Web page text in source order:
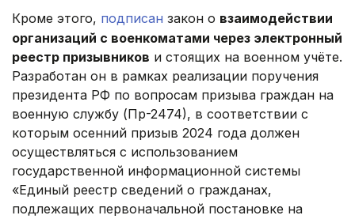
Кроме этого, подписан закон о взаимодействии
организаций с военкоматами через электронный
реестр призывников и стоящих на военном учёте.
Разработан он в рамках реализации поручения
президента РФ по вопросам призыва граждан на
военную службу (Пр-2474), в соответствии с
которым осенний призыв 2024 года должен
осуществляться с использованием
государственной информационной системы
«Единый реестр сведений о гражданах,
подлежащих первоначальной постановке на